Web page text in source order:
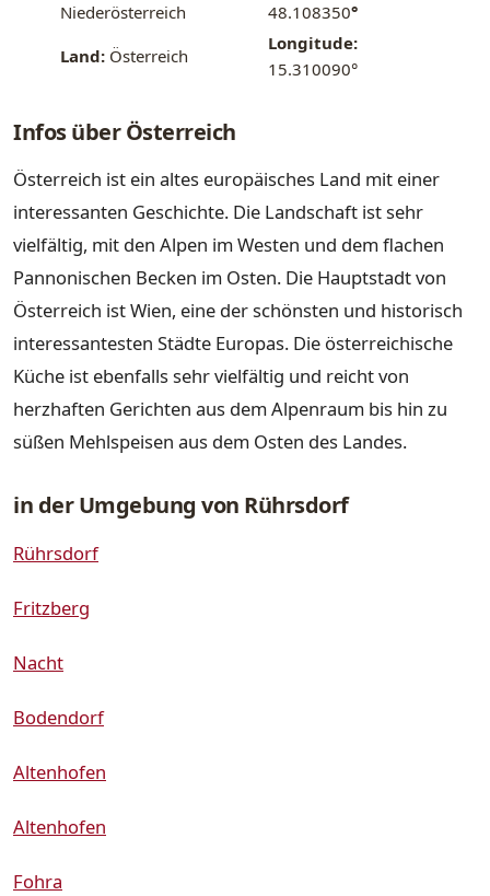
Niederösterreich
48.108350°
Land: Österreich
Longitude:
15.310090°
Infos über Österreich
Österreich ist ein altes europäisches Land mit einer
interessanten Geschichte. Die Landschaft ist sehr
vielfältig, mit den Alpen im Westen und dem flachen
Pannonischen Becken im Osten. Die Hauptstadt von
Österreich ist Wien, eine der schönsten und historisch
interessantesten Städte Europas. Die österreichische
Küche ist ebenfalls sehr vielfältig und reicht von
herzhaften Gerichten aus dem Alpenraum bis hin zu
süßen Mehlspeisen aus dem Osten des Landes.
in der Umgebung von Rührsdorf
Rührsdorf
Fritzberg
Nacht
Bodendorf
Altenhofen
Altenhofen
Fohra